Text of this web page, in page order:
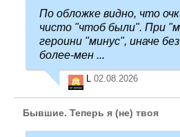
По обложке видно, что
чисто "чтоб были". При
героини "минус", иначе
более-мен ...
L 02.08.2026
Бывшие. Теперь я (не) твоя